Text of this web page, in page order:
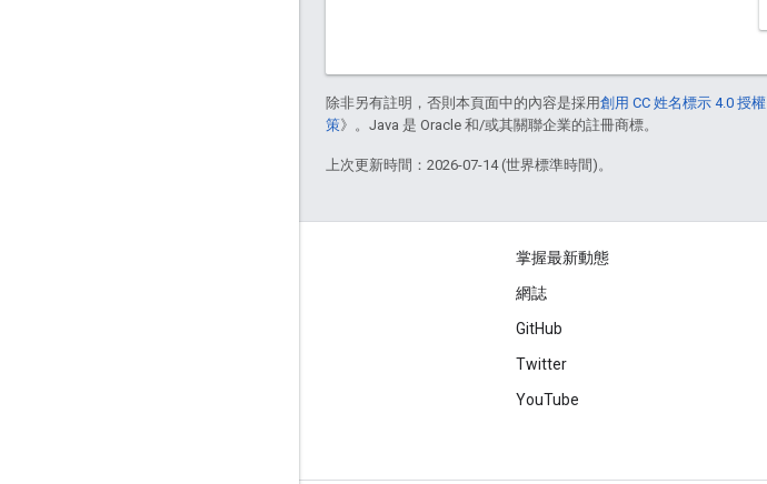
除非另有註明，否則本頁面中的內容是採用創用 CC 姓名標示 4.0 授權
策》。Java 是 Oracle 和/或其關聯企業的註冊商標。
上次更新時間：2026-07-14 (世界標準時間)。
掌握最新動態
網誌
GitHub
Twitter
YouTube